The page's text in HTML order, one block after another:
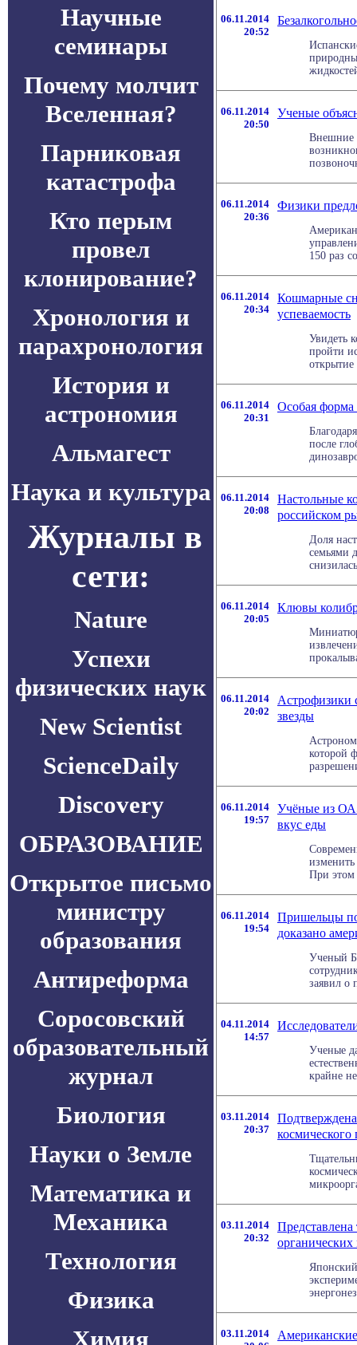
Научные
семинары
Почему молчит
Вселенная?
Парниковая
катастрофа
Кто перым
провел
клонирование?
Хронология и
парахронология
История и
астрономия
Альмагест
Наука и культура
Журналы в
сети:
Nature
Успехи
физических наук
New Scientist
ScienceDaily
Discovery
ОБРАЗОВАНИЕ
Открытое письмо
министру
образования
Антиреформа
Соросовский
образовательный
журнал
Биология
Науки о Земле
Математика и
Механика
Технология
Физика
Химия
06.11.2014
20:52
06.11.2014
20:50
Ученые
Внешние
06.11.2014
20:36
Физики
150 раз
06.11.2014
20:34
Кошмарные
успеваемость
Увидеть
пройти
06.11.2014
20:31
Особая форма
после
06.11.2014
20:08
Настольные
российском
Доля
семьями
06.11.2014
20:05
Клювы
06.11.2014
20:02
Астрофизики
звезды
которой
06.11.2014
19:57
Учёные из
вкус еды
При этом
06.11.2014
19:54
Пришельцы
доказано
Ученый
заявил о
04.11.2014
14:57
Ученые
крайне
03.11.2014
20:37
космического
03.11.2014
20:32
органических
03.11.2014